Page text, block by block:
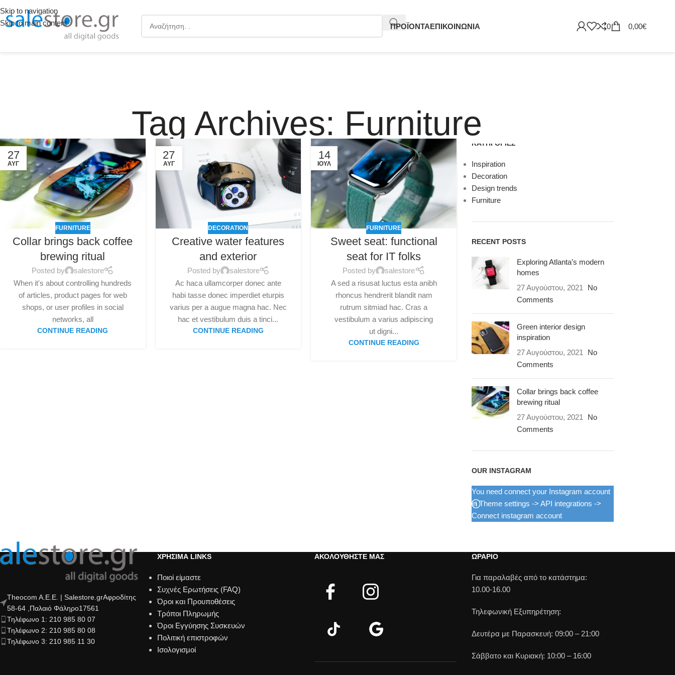
Skip to navigation
Skip to main content
ΠΡΟΪΟΝΤΑΕΠΙΚΟΙΝΩΝΙΑ 0 0,00€
Tag Archives: Furniture
27
ΑΥΓ
FURNITURE
Collar brings back coffee
brewing ritual
Posted by
salestore
When it's about controlling hundreds
of articles, product pages for web
shops, or user profiles in social
networks, all
CONTINUE READING
27
ΑΥΓ
DECORATION
Creative water features
and exterior
Posted by
salestore
Ac haca ullamcorper donec ante
habi tasse donec imperdiet eturpis
varius per a augue magna hac. Nec
hac et vestibulum duis a tinci...
CONTINUE READING
14
ΙΟΎΛ
FURNITURE
Sweet seat: functional
seat for IT folks
Posted by
salestore
A sed a risusat luctus esta anibh
rhoncus hendrerit blandit nam
rutrum sitmiad hac. Cras a
vestibulum a varius adipiscing
ut digni...
CONTINUE READING
KΑΤΗΓΟΡΊΕΣ
Inspiration
Decoration
Design trends
Furniture
RECENT POSTS
Exploring Atlanta’s modern
homes
27 Αυγούστου, 2021
No
Comments
Green interior design
inspiration
27 Αυγούστου, 2021
No
Comments
Collar brings back coffee
brewing ritual
27 Αυγούστου, 2021
No
Comments
OUR INSTAGRAM
You need connect your Instagram account
in Theme settings -> API integrations ->
Connect instagram account
Theocom A.E.E. | Salestore.grΑφροδίτης
58-64 ,Παλαιό Φάληρο17561
Τηλέφωνο 1: 210 985 80 07
Τηλέφωνο 2: 210 985 80 08
Τηλέφωνο 3: 210 985 11 30
ΧΡΗΣΙΜΑ LINKS
Ποιοί είμαστε
Συχνές Ερωτήσεις (FAQ)
Όροι και Προυποθέσεις
Τρόποι Πληρωμής
Όροι Εγγύησης Συσκευών
Πολιτική επιστροφών
Ισολογισμοί
ΑΚΟΛΟΥΘΉΣΤΕ ΜΑΣ ΩΡΑΡΙΟ
Για παραλαβές από το κατάστημα:
10.00-16.00
Τηλεφωνική Εξυπηρέτηση:
Δευτέρα με Παρασκευή: 09:00 – 21:00
Σάββατο και Κυριακή: 10:00 – 16:00